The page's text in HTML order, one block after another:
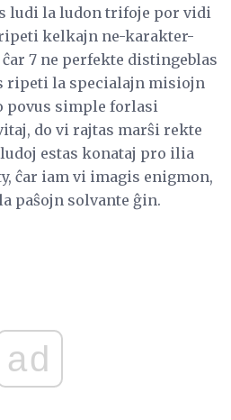
ludi la ludon trifoje por vidi
kelkajn ne-karakter-
7 ne perfekte distingeblas
ripeti la specialajn misiojn
povus simple forlasi
do vi rajtas marŝi rekte
estas konataj pro ilia
ĉar iam vi imagis enigmon,
paŝojn solvante ĝin.
ad